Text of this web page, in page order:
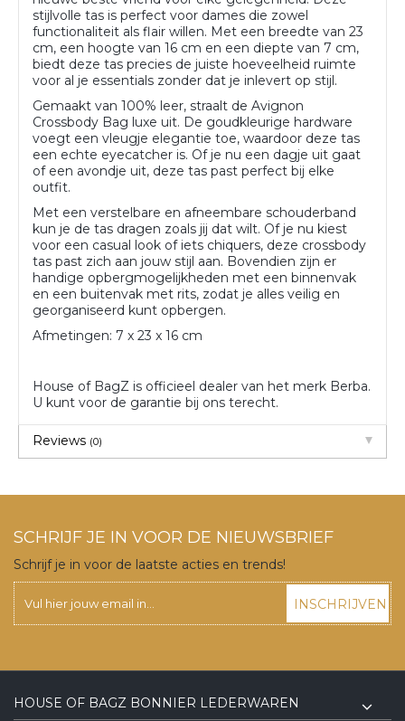
stijlvolle tas is perfect voor dames die zowel
functionaliteit als flair willen. Met een breedte van 23
cm, een hoogte van 16 cm en een diepte van 7 cm,
biedt deze tas precies de juiste hoeveelheid ruimte
voor al je essentials zonder dat je inlevert op stijl.
Gemaakt van 100% leer, straalt de Avignon
Crossbody Bag luxe uit. De goudkleurige hardware
voegt een vleugje elegantie toe, waardoor deze tas
een echte eyecatcher is. Of je nu een dagje uit gaat
of een avondje uit, deze tas past perfect bij elke
outfit.
Met een verstelbare en afneembare schouderband
kun je de tas dragen zoals jij dat wilt. Of je nu kiest
voor een casual look of iets chiquers, deze crossbody
tas past zich aan jouw stijl aan. Bovendien zijn er
handige opbergmogelijkheden met een binnenvak
en een buitenvak met rits, zodat je alles veilig en
georganiseerd kunt opbergen.
Afmetingen: 7 x 23 x 16 cm
House of BagZ is officieel dealer van het merk Berba.
U kunt voor de garantie bij ons terecht.
Reviews (0)
SCHRIJF JE IN VOOR DE NIEUWSBRIEF
Schrijf je in voor de laatste acties en trends!
INSCHRIJVEN
HOUSE OF BAGZ BONNIER LEDERWAREN